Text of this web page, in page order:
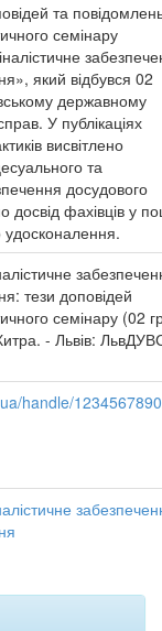
та
семінару
який відбувся 02
державному
У публікаціях
висвітлено
та
досудового
досвід фахівців у
тези доповідей
семінару (02
- Львів:
handle/